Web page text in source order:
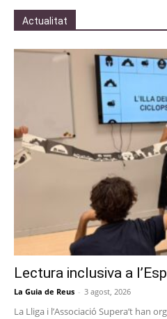
Actualitat
Lectura inclusiva a
La Guia de Reus - 3 agost, 2026
La Lliga i l’Associació Supera’t han